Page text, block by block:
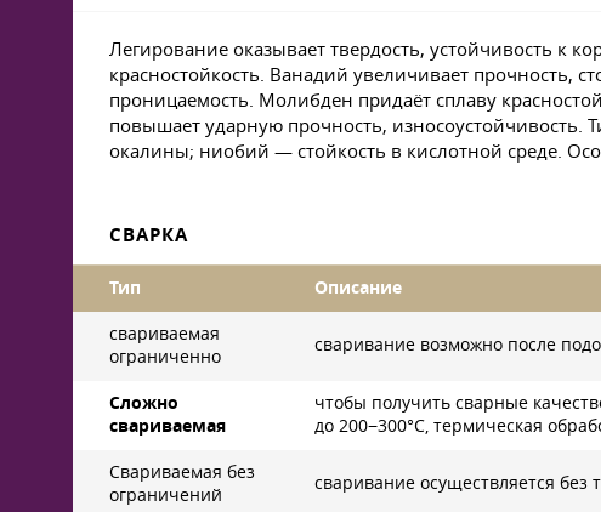
Легирование оказывает твердость, устойчивость к
красностойкость. Ванадий увеличивает прочность,
проницаемость. Молибден придаёт сплаву
повышает ударную прочность, износоустойчивость.
окалины; ниобий — стойкость в кислотной среде.
СВАРКА
Тип Описание
свариваемая
ограниченно
сваривание возможно после
Сложно
свариваемая
чтобы получить сварные
до 200−300°C, термическая
Свариваемая без
ограничений
сваривание осуществляется без